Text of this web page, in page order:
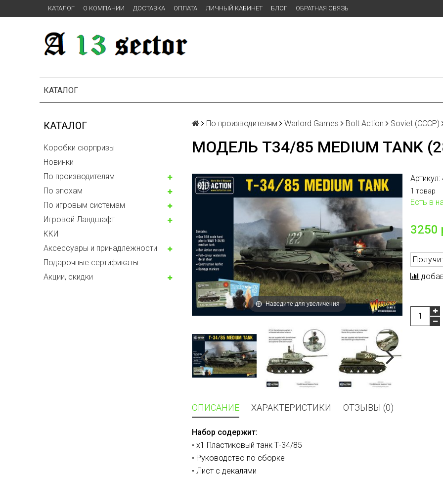
КАТАЛОГ О КОМПАНИИ ДОСТАВКА ОПЛАТА ЛИЧНЫЙ КАБИНЕТ БЛОГ ОБРАТНАЯ СВЯЗЬ
КАТАЛОГ
КАТАЛОГ
Коробки сюрпризы
Новинки
По производителям
По эпохам
По игровым системам
Игровой Ландшафт
ККИ
Аксессуары и принадлежности
Подарочные сертификаты
Акции, скидки
По производителям Warlord Games Bolt Action Soviet (СССР)
МОДЕЛЬ T34/85 MEDIUM TANK
Наведите для увеличения
Артикул:
1 товар
Есть в
3250
ОПИСАНИЕ ХАРАКТЕРИСТИКИ ОТЗЫВЫ (0)
Набор содержит:
• х1 Пластиковый танк Т-34/85
• Руководство по сборке
• Лист с декалями